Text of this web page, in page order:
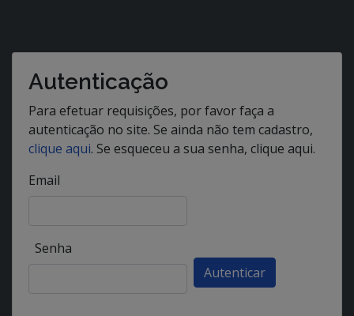
Autenticação
Para efetuar requisições, por favor faça a
autenticação no site. Se ainda não tem cadastro,
clique aqui. Se esqueceu a sua senha, clique aqui.
Email
Senha